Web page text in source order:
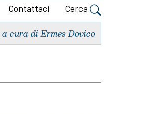
Contattaci Cerca
a cura di Ermes Dovico